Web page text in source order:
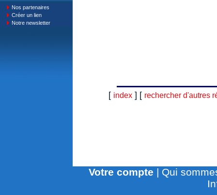
Nos partenaires
Créer un lien
Notre newsletter
[ index] [ rechercher d'autres
Votre compte | Qui